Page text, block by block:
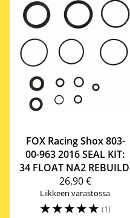
FOX Racing Shox803-
00-963 2016 SEAL KIT:
34 FLOAT NA2 REBUILD
26,90 €
Liikkeen varastossa
☆☆☆☆☆ (1)